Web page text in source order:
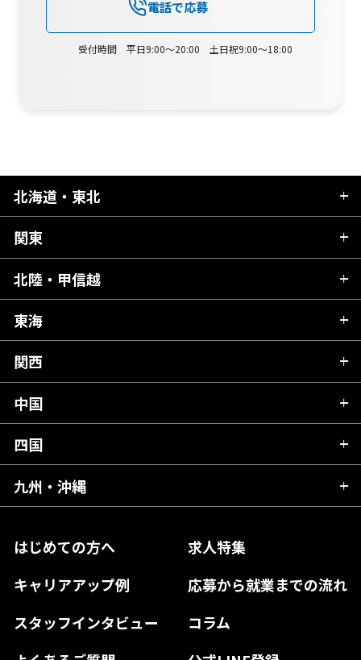
電話で応募
受付時間 平日9:00～20:00 土日祝9:00～18:00
はじめての方へ
求人特集
キャリアアップ例
応募から就業までの流れ
スタッフインタビュー
コラム
北海道・東北
北海道
青森県
秋田県
岩手県
宮城県
福島県
関東
茨城県
栃木県
群馬県
千葉県
東京都
神奈川県
北陸・甲信越
新潟県
富山県
石川県
山梨県
長野県
東海
岐阜県
静岡県
愛知県
関西
滋賀県
京都府
大阪府
奈良県
和歌山県
中国
広島県
岡山県
島根県
山口県
四国
愛媛県
高知県
徳島県
九州・沖縄